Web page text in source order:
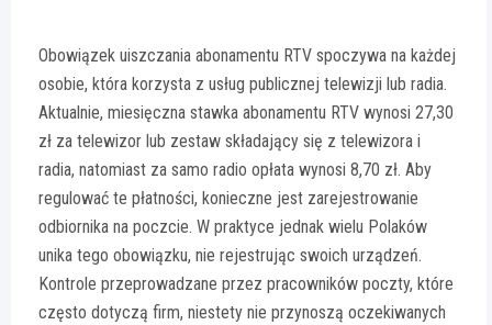
Obowiązek uiszczania abonamentu RTV spoczywa na każdej
osobie, która korzysta z usług publicznej telewizji lub radia.
Aktualnie, miesięczna stawka abonamentu RTV wynosi 27,30
zł za telewizor lub zestaw składający się z telewizora i
radia, natomiast za samo radio opłata wynosi 8,70 zł. Aby
regulować te płatności, konieczne jest zarejestrowanie
odbiornika na poczcie. W praktyce jednak wielu Polaków
unika tego obowiązku, nie rejestrując swoich urządzeń.
Kontrole przeprowadzane przez pracowników poczty, które
często dotyczą firm, niestety nie przynoszą oczekiwanych